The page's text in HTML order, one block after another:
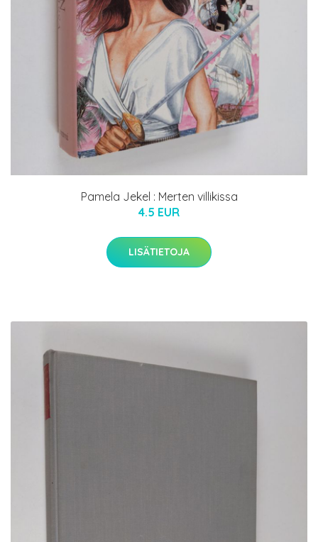
Pamela Jekel : Merten villikissa
4.5 EUR
LISÄTIETOJA